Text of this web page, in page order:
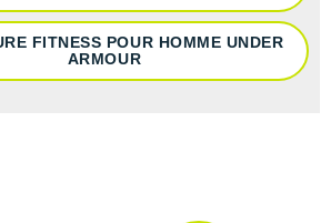
FITNESS POUR HOMME UNDER
ARMOUR